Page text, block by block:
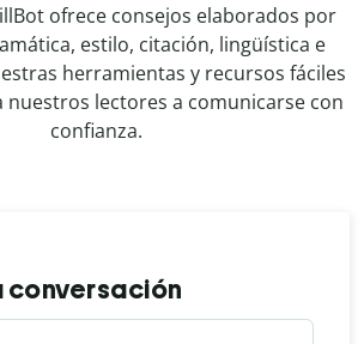
ofrece consejos elaborados por
estilo, citación, lingüística e
herramientas y recursos fáciles
nuestros lectores a comunicarse con
confianza.
conversación